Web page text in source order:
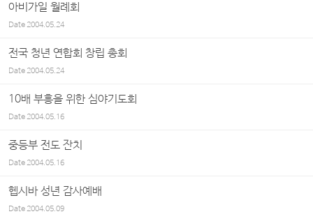
아비가일 월례회
Date2004.05.24
전국 청년 연합회 창립 총회
Date2004.05.24
10배 부흥을 위한 심야기도회
Date2004.05.16
중등부 전도 잔치
Date2004.05.16
헵시바 성년 감사예배
Date2004.05.09